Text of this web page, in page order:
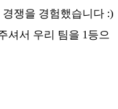
쟁을 경험했습니다 :)
셔서 우리 팀을 1등으